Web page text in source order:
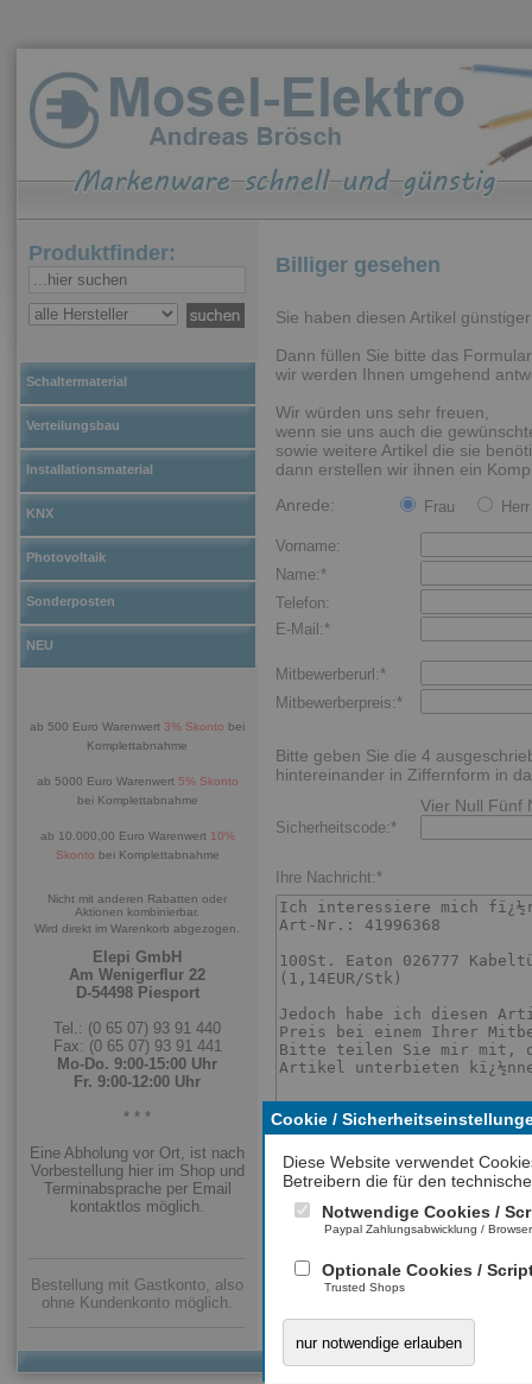
Cookie /
Diese Website verwendet
Betreibern die für den
Notwendige Cookies /
Paypal Zahlungsabwicklung /
Optionale Cookies /
Trusted Shops
nur notwendige erlauben
Produktfinder:
Schaltermaterial
Verteilungsbau
Installationsmaterial
KNX
Photovoltaik
Sonderposten
NEU
ab 500 Euro Warenwert 3% Skonto bei
Komplettabnahme
ab 5000 Euro Warenwert 5% Skonto
bei Komplettabnahme
ab 10.000,00 Euro Warenwert 10%
Skonto bei Komplettabnahme
Nicht mit anderen Rabatten oder
Aktionen kombinierbar.
Wird direkt im Warenkorb abgezogen.
Elepi GmbH
Am Wenigerflur 22
D-54498 Piesport
Tel.: (0 65 07) 93 91 440
Fax: (0 65 07) 93 91 441
Mo-Do. 9:00-15:00 Uhr
Fr. 9:00-12:00 Uhr
* * *
Eine Abholung vor Ort, ist nach
Vorbestellung hier im Shop und
Terminabsprache per Email
kontaktlos möglich.
Bestellung mit Gastkonto, also
ohne Kundenkonto möglich.
Billiger gesehen
Sie haben diesen Artikel
Dann füllen Sie bitte das
wir werden Ihnen umgehend
Wir würden uns sehr freuen,
wenn sie uns auch die
sowie weitere Artikel die sie
dann erstellen wir ihnen ein
Anrede:
Frau Herr
Vorname:
Name:*
Telefon:
E-Mail:*
Mitbewerberurl:*
Mitbewerberpreis:*
Bitte geben Sie die 4
hintereinander in Ziffernform in
Vier Null Fünf
Sicherheitscode:*
Ihre Nachricht:*
Mit * gekennzeichnete Felder sind Pflichtfelder.